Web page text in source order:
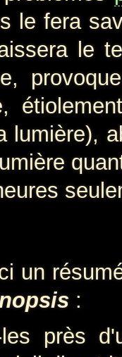
le fera
le
lumière),
:
près